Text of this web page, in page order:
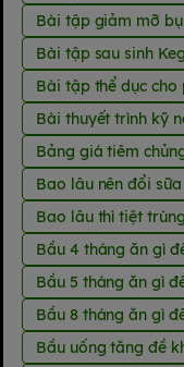
Bài tập giảm mỡ
Bài tập sau sinh
Bài tập thể dục cho
Bài thuyết trình kỹ
Bảng giá tiêm
Bao lâu nên đổi
Bao lâu thì tiệt
Bầu 4 tháng ăn gì
Bầu 5 tháng ăn gì
Bầu 8 tháng ăn gì
Bầu uống tăng đề